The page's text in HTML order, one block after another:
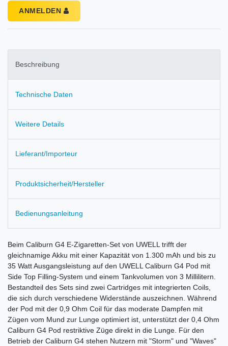
ANMELDEN
Beschreibung
Technische Daten
Weitere Details
Lieferant/Importeur
Produktsicherheit/Hersteller
Bedienungsanleitung
Beim Caliburn G4 E-Zigaretten-Set von UWELL trifft der
gleichnamige Akku mit einer Kapazität von 1.300 mAh und bis zu
35 Watt Ausgangsleistung auf den UWELL Caliburn G4 Pod mit
Side Top Filling-System und einem Tankvolumen von 3 Millilitern.
Bestandteil des Sets sind zwei Cartridges mit integrierten Coils,
die sich durch verschiedene Widerstände auszeichnen. Während
der Pod mit der 0,9 Ohm Coil für das moderate Dampfen mit
Zügen vom Mund zur Lunge optimiert ist, unterstützt der 0,4 Ohm
Caliburn G4 Pod restriktive Züge direkt in die Lunge. Für den
Betrieb der Caliburn G4 stehen Nutzern mit "Storm" und "Waves"